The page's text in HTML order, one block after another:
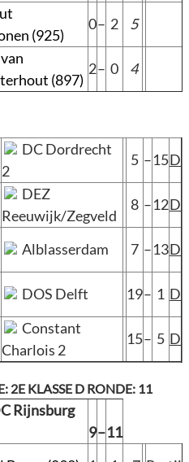
(925)
0– 2 5
(897)
2– 0 4
DC Dordrecht
2
5 –15D
DEZ
Reeuwijk/Zegveld
8 –12D
Alblasserdam 7 –13D
DOS Delft 19– 1 D
Constant
Charlois 2
15– 5 D
2E KLASSE D RONDE: 11
Rijnsburg
9–11